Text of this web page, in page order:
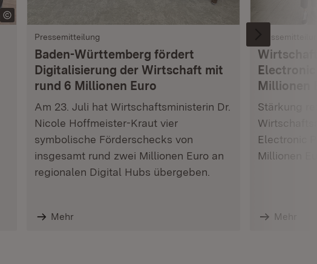
Pressemitteilung
Baden-Württemberg fördert
Digitalisierung der Wirtschaft mit
rund 6 Millionen Euro
Am 23. Juli hat Wirtschaftsministerin Dr.
Nicole Hoffmeister-Kraut vier
symbolische Förderschecks von
insgesamt rund zwei Millionen Euro an
regionalen Digital Hubs übergeben.
Mehr
Millionen
Stärkung
Electronic
Millionen
Mehr